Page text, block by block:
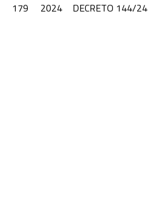
179
2024 DECRETO 144/24